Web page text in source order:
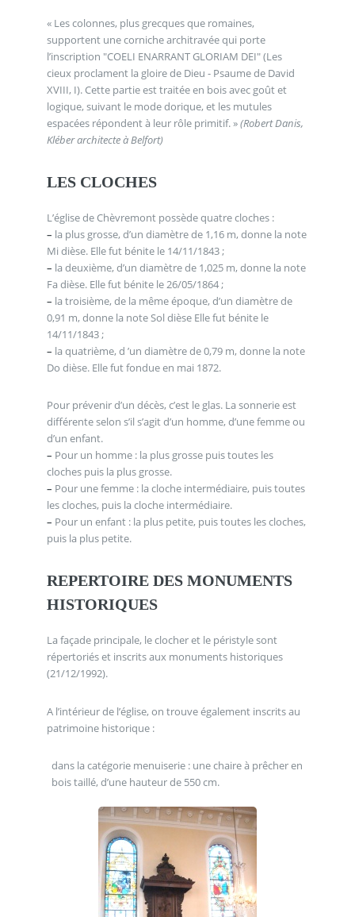
« Les colonnes, plus grecques que romaines,
supportent une corniche architravée qui porte
l’inscription "COELI ENARRANT GLORIAM DEI" (Les
cieux proclament la gloire de Dieu - Psaume de David
XVIII, I). Cette partie est traitée en bois avec goût et
logique, suivant le mode dorique, et les mutules
espacées répondent à leur rôle primitif. »(Robert Danis,
Kléber architecte à Belfort)
LES CLOCHES
L’église de Chèvremont possède quatre cloches :
– la plus grosse, d’un diamètre de 1,16 m, donne la note
Mi dièse. Elle fut bénite le 14/11/1843 ;
– la deuxième, d’un diamètre de 1,025 m, donne la note
Fa dièse. Elle fut bénite le 26/05/1864 ;
– la troisième, de la même époque, d’un diamètre de
0,91 m, donne la note Sol dièse Elle fut bénite le
14/11/1843 ;
– la quatrième, d ’un diamètre de 0,79 m, donne la note
Do dièse. Elle fut fondue en mai 1872.
Pour prévenir d’un décès, c’est le glas. La sonnerie est
différente selon s’il s’agit d’un homme, d’une femme ou
d’un enfant.
– Pour un homme : la plus grosse puis toutes les
cloches puis la plus grosse.
– Pour une femme : la cloche intermédiaire, puis toutes
les cloches, puis la cloche intermédiaire.
– Pour un enfant : la plus petite, puis toutes les cloches,
puis la plus petite.
REPERTOIRE DES MONUMENTS
HISTORIQUES
La façade principale, le clocher et le péristyle sont
répertoriés et inscrits aux monuments historiques
(21/12/1992).
A l’intérieur de l’église, on trouve également inscrits au
patrimoine historique :
dans la catégorie menuiserie : une chaire à prêcher en
bois taillé, d’une hauteur de 550 cm.